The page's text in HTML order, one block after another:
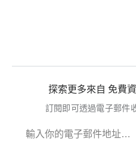
探索更多來自 免費
訂閱即可透過電子郵件